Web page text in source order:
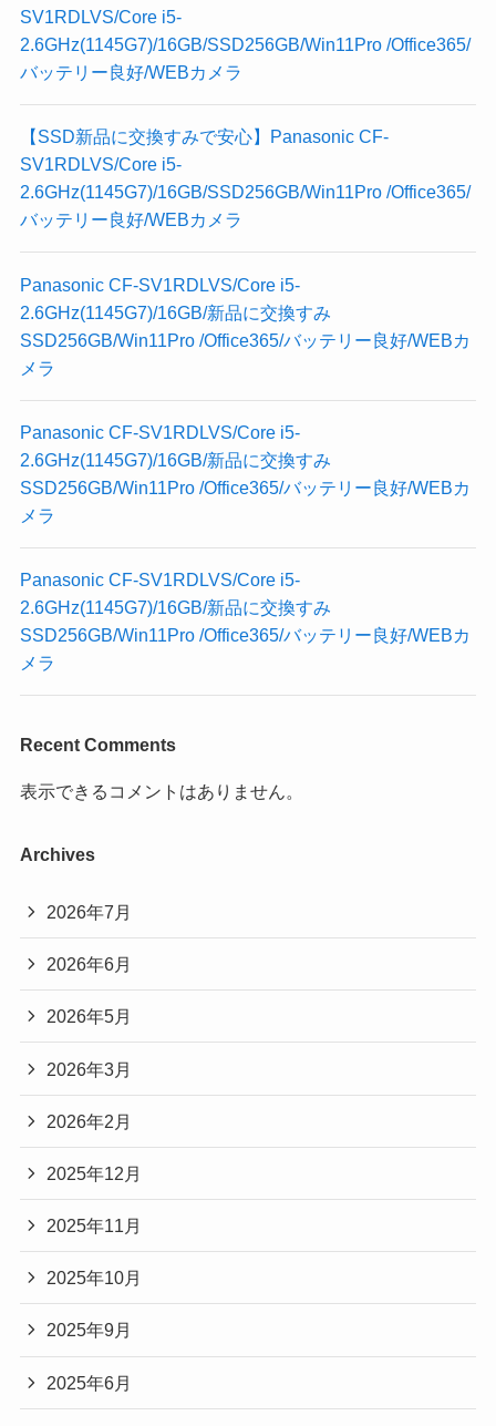
SV1RDLVS/Core i5-
2.6GHz(1145G7)/16GB/SSD256GB/Win11Pro /Office365/
バッテリー良好/WEBカメラ
【SSD新品に交換すみで安心】Panasonic CF-
SV1RDLVS/Core i5-
2.6GHz(1145G7)/16GB/SSD256GB/Win11Pro /Office365/
バッテリー良好/WEBカメラ
Panasonic CF-SV1RDLVS/Core i5-
2.6GHz(1145G7)/16GB/新品に交換すみ
SSD256GB/Win11Pro /Office365/バッテリー良好/WEBカ
メラ
Panasonic CF-SV1RDLVS/Core i5-
2.6GHz(1145G7)/16GB/新品に交換すみ
SSD256GB/Win11Pro /Office365/バッテリー良好/WEBカ
メラ
Panasonic CF-SV1RDLVS/Core i5-
2.6GHz(1145G7)/16GB/新品に交換すみ
SSD256GB/Win11Pro /Office365/バッテリー良好/WEBカ
メラ
Recent Comments
表示できるコメントはありません。
Archives
2026年7月
2026年6月
2026年5月
2026年3月
2026年2月
2025年12月
2025年11月
2025年10月
2025年9月
2025年6月